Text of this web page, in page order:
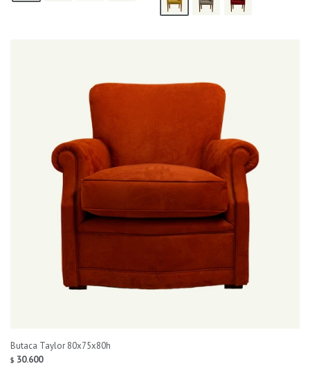
Butaca Taylor 80x75x80h
$ 30.600